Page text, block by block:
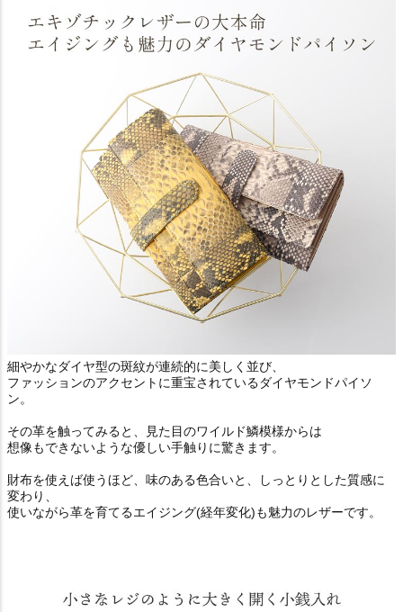
細やかなダイヤ型の斑紋が連続的に美しく並び、
ファッションのアクセントに重宝されているダイヤモンドパイソ
ン。
その革を触ってみると、見た目のワイルド鱗模様からは
想像もできないような優しい手触りに驚きます。
財布を使えば使うほど、味のある色合いと、しっとりとした質感に
変わり、
使いながら革を育てるエイジング(経年変化)も魅力のレザーです。